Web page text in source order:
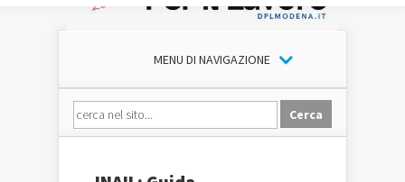
MENU DI NAVIGAZIONE